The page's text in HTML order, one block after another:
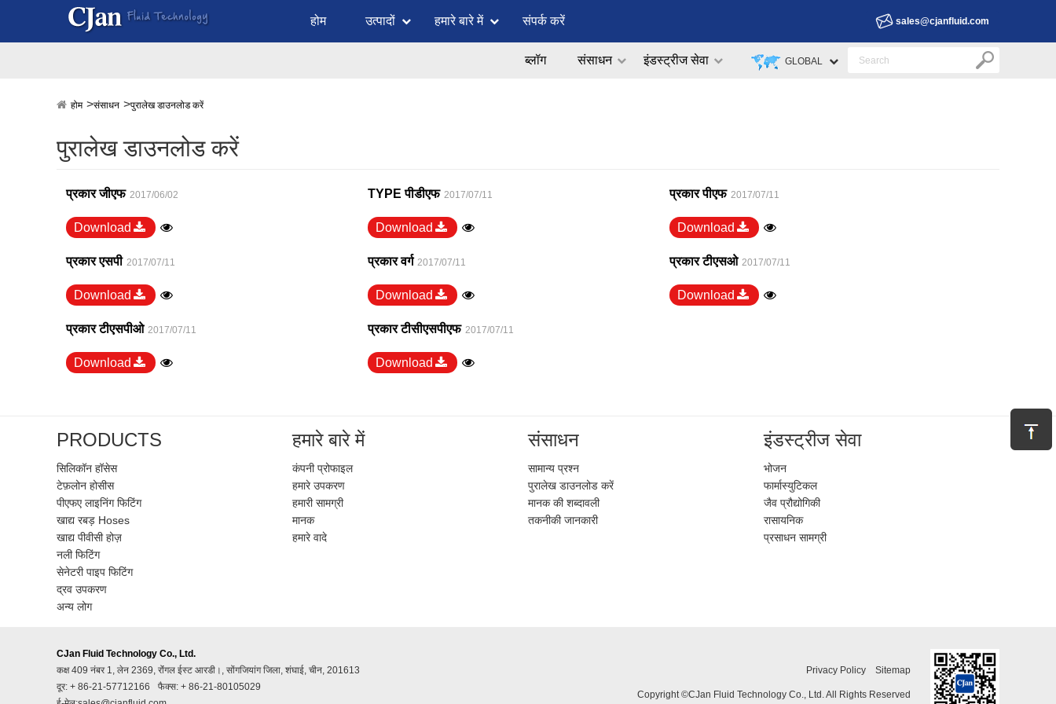
होम उत्पादों हमारे बारे में संपर्क करें sales@cjanfluid.com
GLOBAL
ब्लॉग संसाधन इंडस्ट्रीज सेवा
होम संसाधन पुरालेख डाउनलोड करें
पुरालेख डाउनलोड करें
प्रकार जीएफ 2017/06/02
Download
TYPE पीडीएफ 2017/07/11
Download
प्रकार पीएफ 2017/07/11
Download
प्रकार एसपी 2017/07/11
Download
प्रकार वर्ग 2017/07/11
Download
प्रकार टीएसओ 2017/07/11
Download
प्रकार टीएसपीओ 2017/07/11
Download
प्रकार टीसीएसपीएफ 2017/07/11
Download
PRODUCTS
सिलिकॉन हॉसेस
टेफ़लोन होसीस
पीएफए ​​लाइनिंग फिटिंग
खाद्य रबड़ Hoses
खाद्य पीवीसी होज़
नली फिटिंग
सेनेटरी पाइप फिटिंग
द्रव उपकरण
अन्य लोग
हमारे बारे में
कंपनी प्रोफाइल
हमारे उपकरण
हमारी सामग्री
मानक
हमारे वादे
संसाधन
सामान्य प्रश्न
पुरालेख डाउनलोड करें
मानक की शब्दावली
तकनीकी जानकारी
इंडस्ट्रीज सेवा
भोजन
फार्मास्युटिकल
जैव प्रौद्योगिकी
रासायनिक
प्रसाधन सामग्री
CJan Fluid Technology Co., Ltd.
कक्ष 409 नंबर 1, लेन 2369, रोंंगल ईस्ट आरडी।, सोंगजियांग जिला, शंघाई, चीन, 201613
दूर: + 86-21-57712166
फैक्स: + 86-21-80105029
Privacy Policy Sitemap
Copyright ©CJan Fluid Technology Co., Ltd. All Rights Reserved